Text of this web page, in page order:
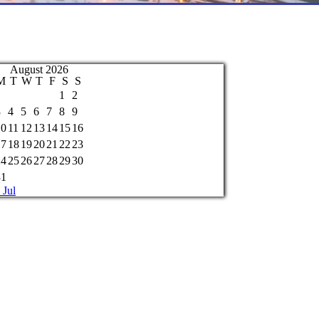
August 2026
T W T F S
S
1
2
4 5 6 7 8
9
11 12 13141516
18192021 22 23
252627282930
Jul